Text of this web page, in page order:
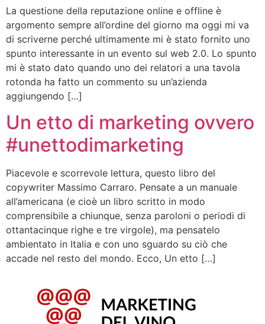
La questione della reputazione online e offline è
argomento sempre all’ordine del giorno ma oggi mi va
di scriverne perché ultimamente mi è stato fornito uno
spunto interessante in un evento sul web 2.0. Lo spunto
mi è stato dato quando uno dei relatori a una tavola
rotonda ha fatto un commento su un’azienda
aggiungendo […]
Un etto di marketing ovvero
#unettodimarketing
Piacevole e scorrevole lettura, questo libro del
copywriter Massimo Carraro. Pensate a un manuale
all’americana (e cioè un libro scritto in modo
comprensibile a chiunque, senza paroloni o periodi di
ottantacinque righe e tre virgole), ma pensatelo
ambientato in Italia e con uno sguardo su ciò che
accade nel resto del mondo. Ecco, Un etto […]